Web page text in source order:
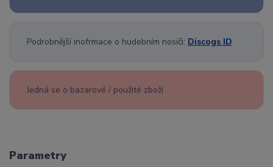
Podrobnější inofrmace o hudebním nosiči: Discogs ID
Jedná se o bazarové / použité zboží
Parametry